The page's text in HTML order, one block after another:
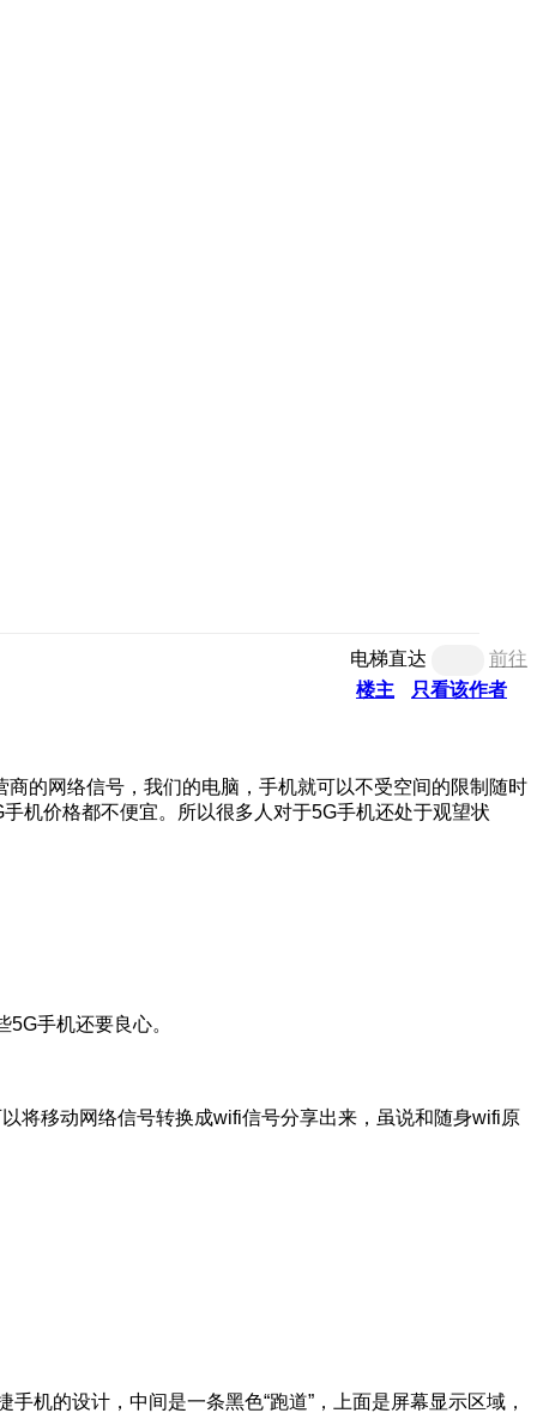
电梯直达
前往
楼主
只看该作者
的网络信号，我们的电脑，手机就可以不受空间的限制随时
机价格都不便宜。所以很多人对于5G手机还处于观望状
手机还要良心。
将移动网络信号转换成wifi信号分享出来，虽说和随身wifi原
机的设计，中间是一条黑色“跑道”，上面是屏幕显示区域，